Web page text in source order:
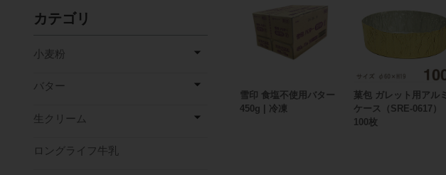
雪印 食塩不使用バター
450g | 冷凍
菓包 ガレット用アルミ
ケース（SRE-0617）
100枚
カテゴリ
小麦粉
バター
生クリーム
ロングライフ牛乳